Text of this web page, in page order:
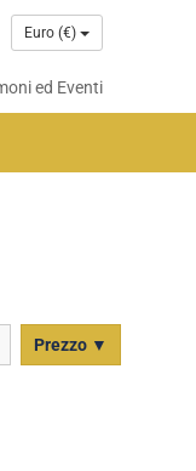
Euro (€)
ed Eventi
Prezzo ▼